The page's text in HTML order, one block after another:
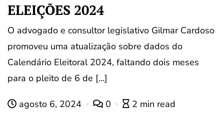
ELEIÇÕES 2024
O advogado e consultor legislativo Gilmar Cardoso
promoveu uma atualização sobre dados do
Calendário Eleitoral 2024, faltando dois meses
para o pleito de 6 de […]
agosto 6, 2024 0 2 min read